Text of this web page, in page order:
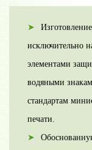
исключительно
элементами
водяными
стандартам
печати.